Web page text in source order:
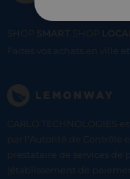
SHOP SMART SHOP
Faites vos achats en ville
CARLO TECHNOLOGIES
par l’Autorité de Contrôle
prestataire de services de
(établissement de